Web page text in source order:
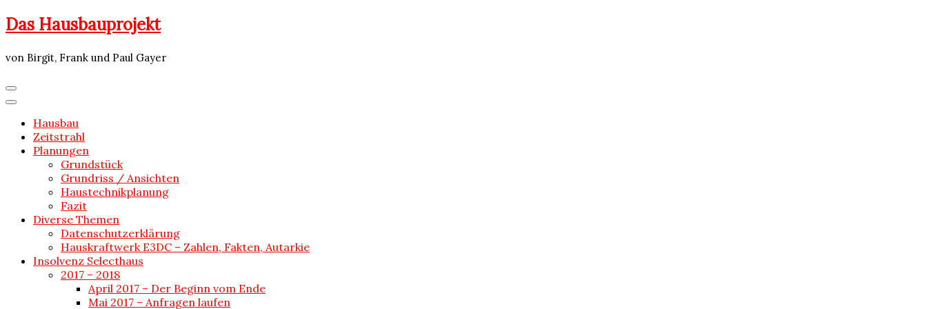
Skip
to
Das Hausbauprojekt
von Birgit, Frank und Paul Gayer
Hausbau
Zeitstrahl
Planungen
Grundstück
Grundriss / Ansichten
Haustechnikplanung
Fazit
Diverse Themen
Datenschutzerklärung
Hauskraftwerk E3DC – Zahlen, Fakten, Autarkie
Insolvenz Selecthaus
2017 – 2018
April 2017 – Der Beginn vom Ende
Mai 2017 – Anfragen laufen